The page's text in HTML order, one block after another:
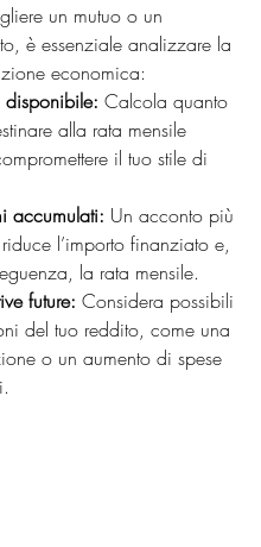
un mutuo o un
è essenziale analizzare la
economica:
disponibile: Calcola quanto
alla rata mensile
il tuo stile di
accumulati: Un acconto più
l’importo finanziato e,
la rata mensile.
future: Considera possibili
del tuo reddito, come una
o un aumento di spese